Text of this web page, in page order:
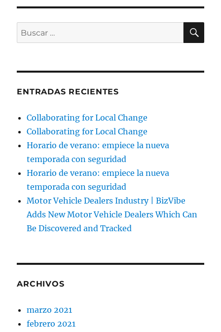
Buscar
por:
ENTRADAS RECIENTES
Collaborating for Local Change
Collaborating for Local Change
Horario de verano: empiece la nueva
temporada con seguridad
Horario de verano: empiece la nueva
temporada con seguridad
Motor Vehicle Dealers Industry | BizVibe
Adds New Motor Vehicle Dealers Which Can
Be Discovered and Tracked
ARCHIVOS
marzo 2021
febrero 2021